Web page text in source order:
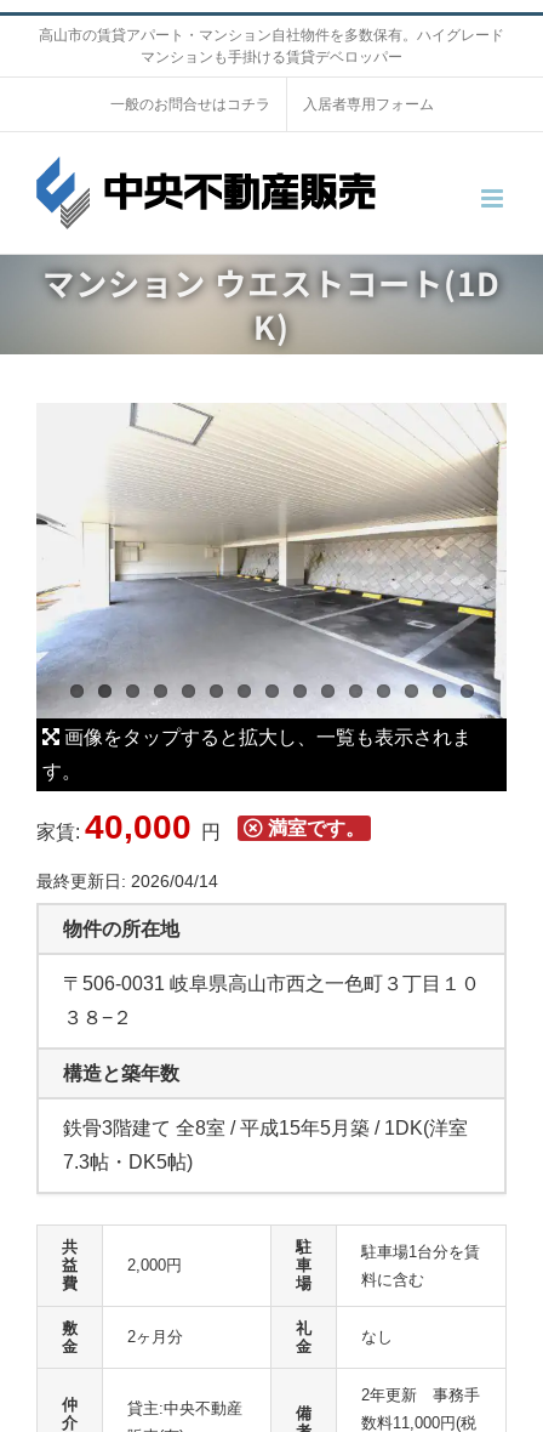
p
高山市の賃貸アパート・マンション自社物件を多数保有。ハイグレード
マンションも手掛ける賃貸デベロッパー
一般のお問合せはコチラ 入居者専用フォーム
マンション ウエストコート(1D
K)
w
a
g
e
r
m
a
e
画像をタップすると拡大し、一覧も表示されま
す。
家賃: 40,000 円 満室です。
最終更新日: 2026/04/14
物件の所在地
〒506-0031 岐阜県高山市西之一色町３丁目１０
３８−２
構造と築年数
鉄骨3階建て 全8室 / 平成15年5月築 / 1DK(洋室
7.3帖・DK5帖)
共
益
費
2,000円
駐
車
場
駐車場1台分を賃
料に含む
敷
金
2ヶ月分
礼
金
なし
仲
介
貸主:中央不動産
備
2年更新 事務手
数料11,000円(税